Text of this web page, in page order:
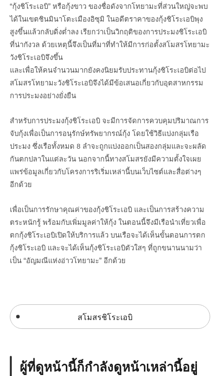
“กุ้งชิโระเอบิ” หรือกุ้งขาว ของชื่อดังจากโทยามะที่ส่วนใหญ่จะพบ
ได้ในเขตชินมินาโตะเมืองอิซุมิ ในอดีตราคาของกุ้งชิโระเอบิพุง
สูงขึ้นแล้วกลับดิ่งต่ำลง เรียกว่าเป็นวิกฤติของการประมงชิโระเอบิ
ที่น่ากังวล ด้วยเหตุนี้จึงเป็นที่มาที่ทำให้มีการก่อตั้งสโมสรโทยามะ
วังชิโระเอบิจึงขึ้น
และเพื่อให้คนจำนวนมากยังคงนิยมรับประทานกุ้งชิโระเอบิต่อไป
สโมสรโทยามะวังชิโระเอบิจึงได้มีข้อเสนอเกี่ยวกับอุตสาหกรรม
การประมงอย่างยั่งยืน
สำหรับการประมงกุ้งชิโระเอบิ จะมีการจัดการควบคุมปริมาณการ
จับกุ้งเพื่อเป็นการอนุรักษ์ทรัพยากรณ์กุ้ง โดยใช้วิธีแบ่งกลุ่มเรือ
ประมง ซึ่งเรือทั้งหมด 8 ลำจะถูกแบ่งออกเป็นสองกลุ่มและจะผลัด
กันตกปลาในแต่ละวัน นอกจากนี้ทางสโมสรยังมีความตั้งใจเผย
แพร่ข้อมูลเกี่ยวกับโครงการริเริ่มเหล่านี้บนเว็บไซต์และสื่อต่างๆ
อีกด้วย
เพื่อเป็นการรักษาคุณค่าของกุ้งชิโระเอบิ และเป็นการสร้างความ
ตระหนักรู้ พร้อมกับเพิ่มมูลค่าให้กุ้ง ในตอนนี้จึงมีเรือนำเที่ยวเพื่อ
ตกกุ้งชิโระเอบิเปิดให้บริการแล้ว บนเรือจะได้เห็นขั้นตอนการตก
กุ้งชิโระเอบิ และจะได้เห็นกุ้งชิโระเอบิตัวใสๆ ที่ถูกขนานนามว่า
เป็น “อัญมณีแห่งอ่าวโทยามะ” อีกด้วย
สโมสรชิโระเอบิ
ผู้ที่ดูหน้านี้ก็กำลังดูหน้าเหล่านี้อยู่